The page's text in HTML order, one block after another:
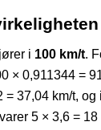
i 100 km/t.
× 0,911344 =
= 37,04 km/t,
5 × 3,6 =